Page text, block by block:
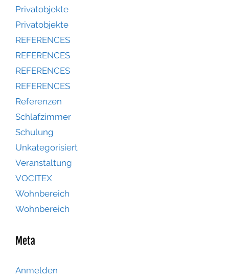
Privatobjekte
Privatobjekte
REFERENCES
REFERENCES
REFERENCES
REFERENCES
Referenzen
Schlafzimmer
Schulung
Unkategorisiert
Veranstaltung
VOCITEX
Wohnbereich
Wohnbereich
Meta
Anmelden